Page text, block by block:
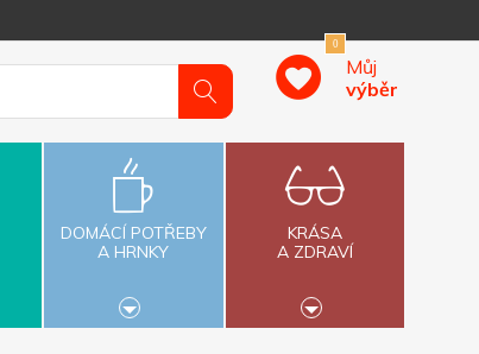
0
Můj
výběr
DOMÁCÍ POTŘEBY
A HRNKY
KRÁSA
A ZDRAVÍ